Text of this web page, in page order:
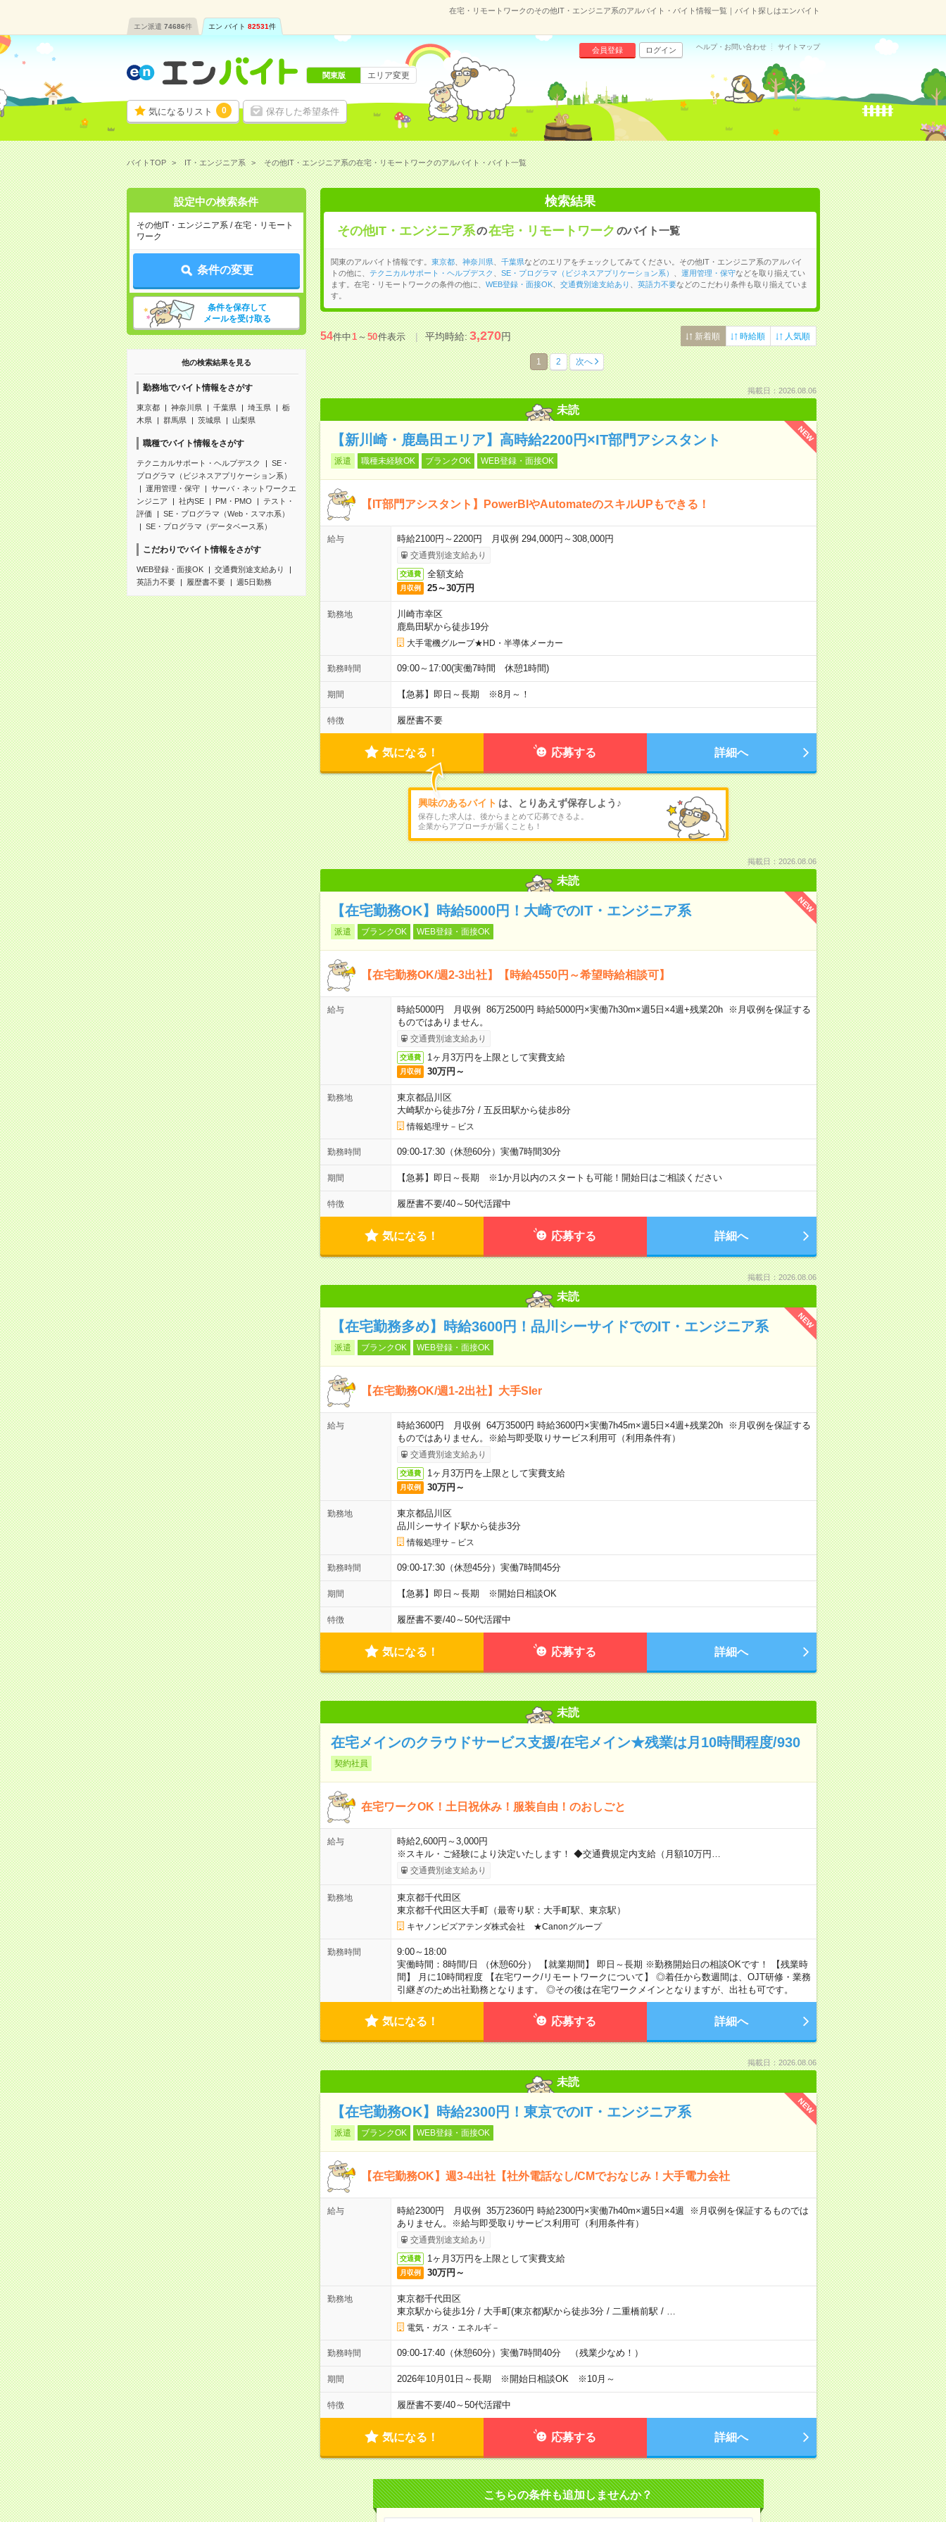
在宅・リモートワークのその他IT・エンジニア系のアルバイト・バイト情報一覧｜バイト探しはエンバイト
エン派遣 74686件 エン バイト 82531件
気になるリスト 0 保存した希望条件
会員登録 ログイン ヘルプ・お問い合わせ サイトマップ
関東版 エリア変更
バイトTOP IT・エンジニア系 その他IT・エンジニア系の在宅・リモートワークのアルバイト・バイト一覧
設定中の検索条件
その他IT・エンジニア系 / 在宅・リモート
ワーク
条件の変更
条件を保存して
メールを受け取る
他の検索結果を見る
勤務地でバイト情報をさがす
東京都 神奈川県 千葉県 埼玉県
栃
木県
群馬県 茨城県 山梨県
職種でバイト情報をさがす
テクニカルサポート・ヘルプデスク
SE・
プログラマ（ビジネスアプリケーション系）
運用管理・保守
サーバ・ネットワークエ
ンジニア
社内SE PM・PMO
テスト・
評価
SE・プログラマ（Web・スマホ系）
SE・プログラマ（データベース系）
こだわりでバイト情報をさがす
WEB登録・面接OK
交通費別途支給あり
英語力不要
履歴書不要 週5日勤務
検索結果
その他IT・エンジニア系の在宅・リモートワーク のバイト一覧
関東のアルバイト情報です。 東京都、 神奈川県、 千葉県などのエリアをチェックしてみてください。その他IT・エンジニア系のアルバイ
トの他に、 テクニカルサポート・ヘルプデスク SE・プログラマ（ビジネスアプリケーション系） 運用管理・保守などを取り揃えてい
ます。在宅・リモートワークの条件の他に、 WEB登録・面接OK、 交通費別途支給あり 英語力不要などのこだわり条件も取り揃えていま
す。
54件中1～50件表示 平均時給:3,270円 新着順 時給順 人気順
1 2 次へ
掲載日：2026.08.06
未読
NEW
【新川崎・鹿島田エリア】高時給2200円×IT部門アシスタント
派遣 職種未経験OK ブランクOK WEB登録・面接OK
【IT部門アシスタント】PowerBIやAutomateのスキルUPもできる！
給与 時給2100円～2200円 月収例 294,000円～308,000円
交通費別途支給あり
交通費 全額支給
月収例 25～30万円
勤務地
川崎市幸区
鹿島田駅から徒歩19分
大手電機グループ★HD・半導体メーカー
勤務時間 09:00～17:00(実働7時間 休憩1時間)
期間 【急募】即日～長期 ※8月～！
特徴 履歴書不要
気になる！ 応募する 詳細へ
興味のあるバイト は、とりあえず保存しよう♪
保存した求人は、後からまとめて応募できるよ。
企業からアプローチが届くことも！
掲載日：2026.08.06
未読
NEW
【在宅勤務OK】時給5000円！大崎でのIT・エンジニア系
派遣 ブランクOK WEB登録・面接OK
【在宅勤務OK/週2-3出社】【時給4550円～希望時給相談可】
給与
時給5000円 月収例 86万2500円 時給5000円×実働7h30m×週5日×4週+残業20h ※月収例を保証する
ものではありません。
交通費別途支給あり
交通費 1ヶ月3万円を上限として実費支給
月収例 30万円～
勤務地
東京都品川区
大崎駅から徒歩7分/ 五反田駅から徒歩8分
情報処理サ－ビス
勤務時間 09:00-17:30（休憩60分）実働7時間30分
期間 【急募】即日～長期 ※1か月以内のスタートも可能！開始日はご相談ください
特徴 履歴書不要/40～50代活躍中
気になる！ 応募する 詳細へ
掲載日：2026.08.06
未読
NEW
【在宅勤務多め】時給3600円！品川シーサイドでのIT・エンジニア系
派遣 ブランクOK WEB登録・面接OK
【在宅勤務OK/週1-2出社】大手SIer
給与
時給3600円 月収例 64万3500円 時給3600円×実働7h45m×週5日×4週+残業20h ※月収例を保証する
ものではありません。※給与即受取りサービス利用可（利用条件有）
交通費別途支給あり
交通費 1ヶ月3万円を上限として実費支給
月収例 30万円～
勤務地
東京都品川区
品川シーサイド駅から徒歩3分
情報処理サ－ビス
勤務時間 09:00-17:30（休憩45分）実働7時間45分
期間 【急募】即日～長期 ※開始日相談OK
特徴 履歴書不要/40～50代活躍中
気になる！ 応募する 詳細へ
未読
在宅メインのクラウドサービス支援/在宅メイン★残業は月10時間程度/930
契約社員
在宅ワークOK！土日祝休み！服装自由！のおしごと
給与
時給2,600円～3,000円
※スキル・ご経験により決定いたします！ ◆交通費規定内支給（月額10万円…
交通費別途支給あり
勤務地
東京都千代田区
東京都千代田区大手町（最寄り駅：大手町駅、東京駅）
キヤノンビズアテンダ株式会社 ★Canonグループ
勤務時間
9:00～18:00
実働時間：8時間/日 （休憩60分） 【就業期間】 即日～長期 ※勤務開始日の相談OKです！ 【残業時
間】 月に10時間程度 【在宅ワーク/リモートワークについて】 ◎着任から数週間は、OJT研修・業務
引継ぎのため出社勤務となります。 ◎その後は在宅ワークメインとなりますが、出社も可です。
気になる！ 応募する 詳細へ
掲載日：2026.08.06
未読
NEW
【在宅勤務OK】時給2300円！東京でのIT・エンジニア系
派遣 ブランクOK WEB登録・面接OK
【在宅勤務OK】週3-4出社【社外電話なし/CMでおなじみ！大手電力会社
給与
時給2300円 月収例 35万2360円 時給2300円×実働7h40m×週5日×4週 ※月収例を保証するものでは
ありません。※給与即受取りサービス利用可（利用条件有）
交通費別途支給あり
交通費 1ヶ月3万円を上限として実費支給
月収例 30万円～
勤務地
東京都千代田区
東京駅から徒歩1分/ 大手町(東京都)駅から徒歩3分/ 二重橋前駅 /
電気・ガス・エネルギ－
勤務時間 09:00-17:40（休憩60分）実働7時間40分 （残業少なめ！）
期間 2026年10月01日～長期 ※開始日相談OK ※10月～
特徴 履歴書不要/40～50代活躍中
気になる！ 応募する 詳細へ
こちらの条件も追加しませんか？